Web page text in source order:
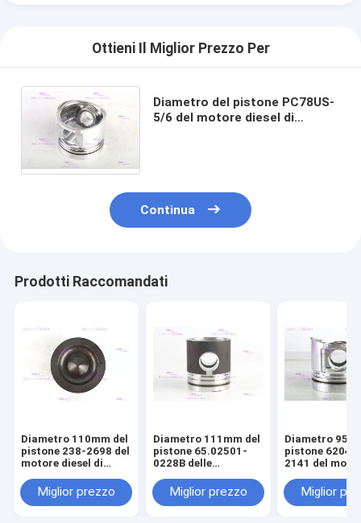
Ottieni Il Miglior Prezzo Per
Diametro del pistone PC78US-
5/6 del motore diesel di
Continua
Prodotti Raccomandati
Diametro 110mm del
pistone 238-2698 del
motore diesel di
Miglior prezzo
Diametro 111mm del
pistone 65.02501-
0228B delle
motore di DOOSAN
DE08T
Miglior prezzo
Diametro
pistone 6204-
2141 del
S4D95LE-2
Miglior